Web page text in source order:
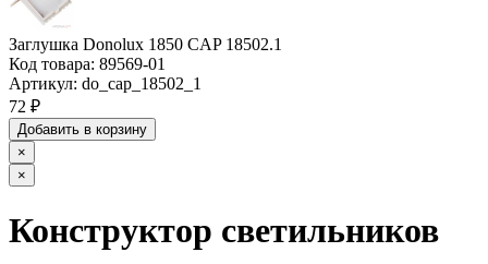
Заглушка Donolux 1850 CAP 18502.1
Код товара: 89569-01
Артикул: do_cap_18502_1
72 ₽
Добавить в корзину
×
×
Конструктор светильников